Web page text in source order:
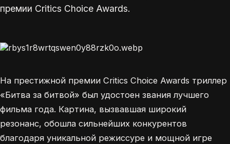
премии Critics Choice Awards.
На престижной премии Critics Choice Awards триллер
«Битва за битвой» был удостоен звания лучшего
фильма года. Картина, вызвавшая широкий
резонанс, обошла сильнейших конкурентов
благодаря уникальной режиссуре и мощной игре